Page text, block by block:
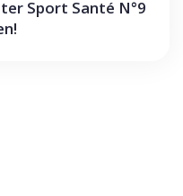
Sport Santé N°9